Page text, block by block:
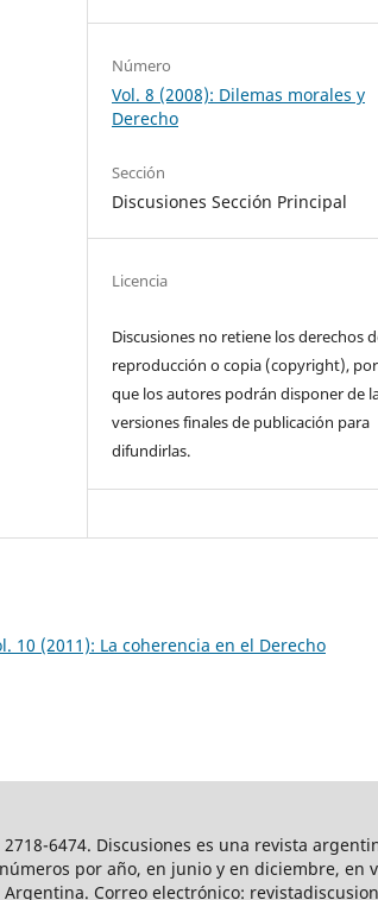
Número
Vol. 8 (2008): Dilemas morales y
Derecho
Sección
Discusiones Sección Principal
Licencia
Discusiones no retiene los derechos
reproducción o copia (copyright),
que los autores podrán disponer de
versiones finales de publicación para
difundirlas.
10 (2011): La coherencia en el Derecho
6474. Discusiones es una revista
por año, en junio y en diciembre, en
Correo electrónico: